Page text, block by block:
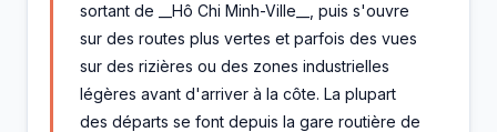
sortant de __Hô Chi Minh-Ville__, puis s'ouvre
sur des routes plus vertes et parfois des vues
sur des rizières ou des zones industrielles
légères avant d'arriver à la côte. La plupart
des départs se font depuis la gare routière de